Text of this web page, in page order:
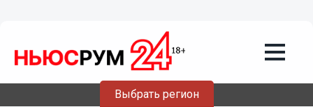
Выбрать регион
27.08.202010:59
Девять домов в ЖК «Новинки Smart
City» достроят в 2020 году